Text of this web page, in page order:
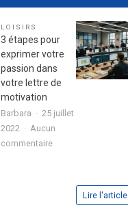
LOISIRS
3 étapes pour
exprimer votre
passion dans
votre lettre de
motivation
Barbara
25 juillet
2022
Aucun
commentairesur
exprimer
Lire l'article